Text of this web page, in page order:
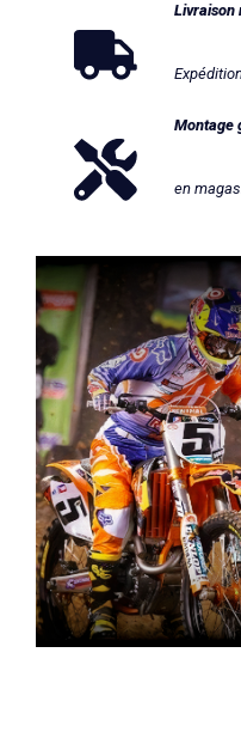
Livraison
Montage
en